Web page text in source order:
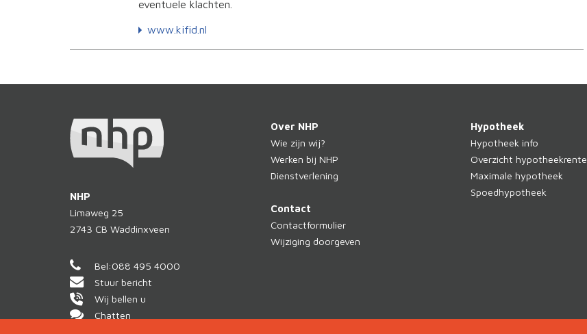
eventuele klachten.
www.kifid.nl
NHP
Limaweg 25
2743 CB Waddinxveen
Bel:088 495 4000
Stuur bericht
Wij bellen u
Chatten
Over NHP
Wie zijn wij?
Werken bij NHP
Dienstverlening
Contact
Contactformulier
Wijziging doorgeven
Hypotheek
Hypotheek info
Overzicht hypotheekrente
Maximale hypotheek
Spoedhypotheek